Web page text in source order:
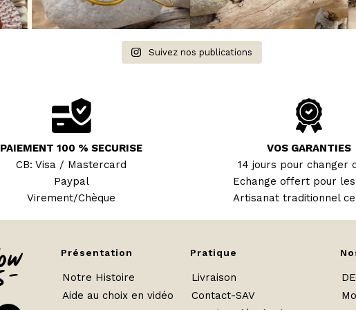
Suivez nos publications
PAIEMENT 100 % SECURISE
CB: Visa / Mastercard
Paypal
Virement/Chèque
VOS GARANTIES
14 jours pour changer
Echange offert pour les
Artisanat traditionnel
Présentation
Notre Histoire
Aide au choix en vidéo
Pratique
Livraison
Contact-SAV